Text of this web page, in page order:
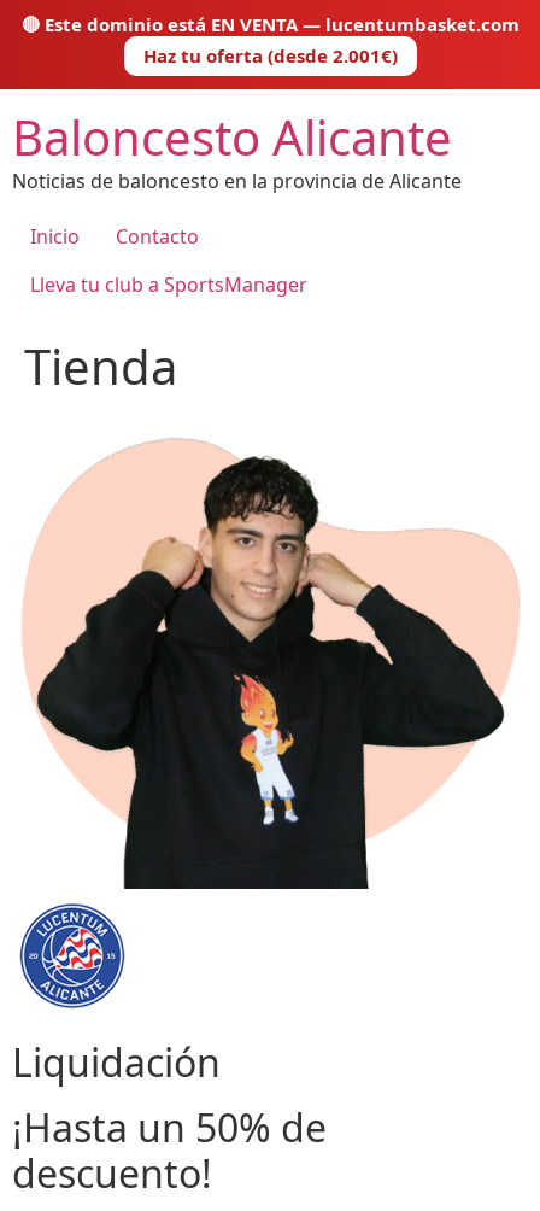
🔴 Este dominio está EN VENTA — lucentumbasket.com
Haz tu oferta (desde 2.001€)
contenido
Baloncesto Alicante
Noticias de baloncesto en la provincia de Alicante
Inicio
Contacto
Lleva tu club a SportsManager
Tienda
Liquidación
¡Hasta un 50% de
descuento!